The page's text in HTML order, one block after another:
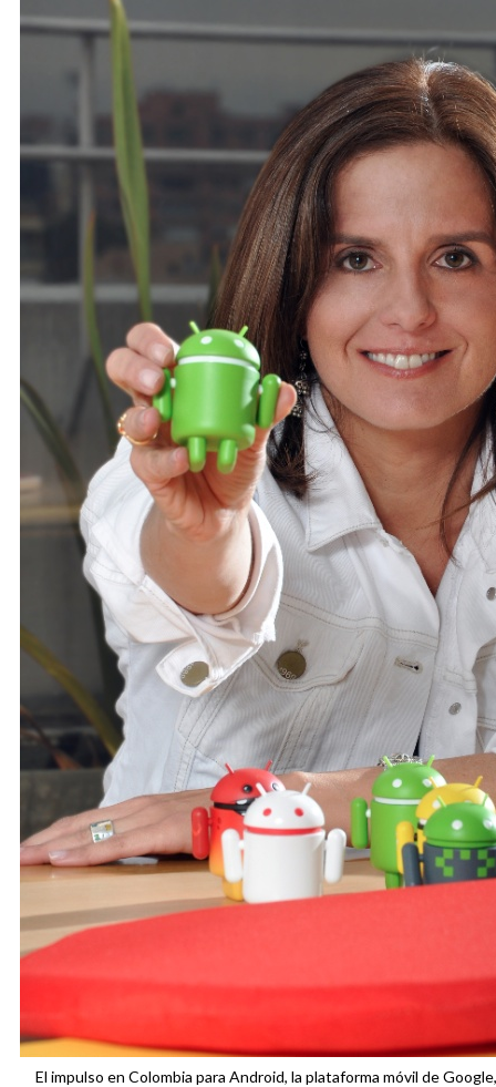
El impulso en Colombia para Android, la plataforma móvil de